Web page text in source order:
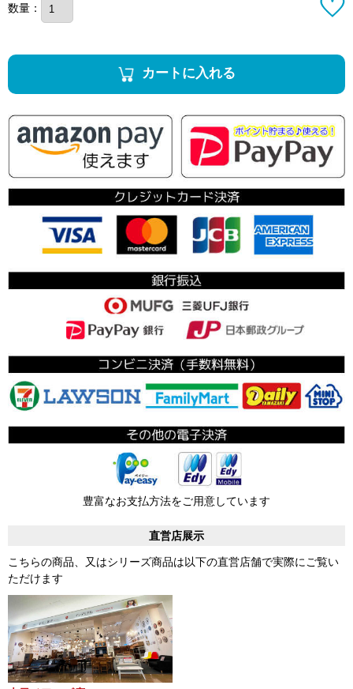
数量：
カートに入れる
豊富なお支払方法をご用意しています
直営店展示
こちらの商品、又はシリーズ商品は以下の直営店舗で実際にご覧い
ただけます